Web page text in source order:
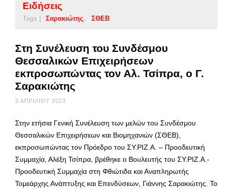
Ειδήσεις
Tags | Σαρακιώτης ΣΘΕΒ
Στη Συνέλευση του Συνδέσμου
Θεσσαλικών Επιχειρήσεων
εκπροσωπώντας τον Αλ. Τσίπρα, ο Γ.
Σαρακιώτης
3 ΑΠΡΙΛΊΟΥ 2023
Στην ετήσια Γενική Συνέλευση των μελών του Συνδέσμου
Θεσσαλικών Επιχειρήσεων και Βιομηχανιών (ΣΘΕΒ),
εκπροσωπώντας τον Πρόεδρο του ΣΥ.ΡΙΖ.Α. – Προοδευτική
Συμμαχία, Αλέξη Τσίπρα, βρέθηκε ο Βουλευτής του ΣΥ.ΡΙΖ.Α.-
Προοδευτική Συμμαχία στη Φθιώτιδα και Αναπληρωτής
Τομεάρχης Ανάπτυξης και Επενδύσεων, Γιάννης Σαρακιώτης. Το